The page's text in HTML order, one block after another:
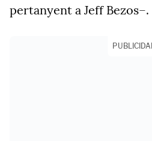
pertanyent a Jeff Bezos–.